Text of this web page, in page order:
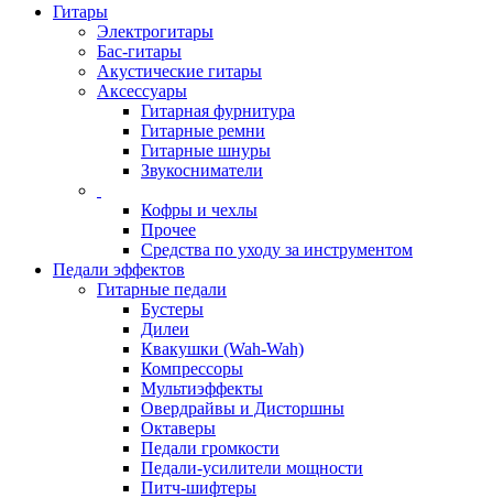
Гитары
Электрогитары
Бас-гитары
Акустические гитары
Аксессуары
Гитарная фурнитура
Гитарные ремни
Гитарные шнуры
Звукосниматели
Кофры и чехлы
Прочее
Средства по уходу за инструментом
Педали эффектов
Гитарные педали
Бустеры
Дилеи
Квакушки (Wah-Wah)
Компрессоры
Мультиэффекты
Овердрайвы и Дисторшны
Октаверы
Педали громкости
Педали-усилители мощности
Питч-шифтеры